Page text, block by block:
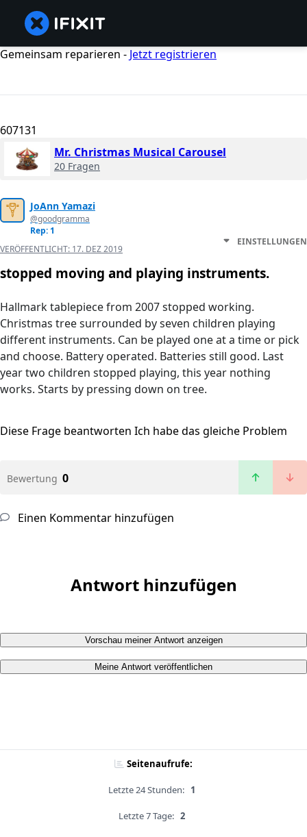
Gemeinsam reparieren - Jetzt registrieren
607131
Mr. Christmas Musical Carousel
20 Fragen
JoAnn Yamazi
@goodgramma
Rep: 1
VERÖFFENTLICHT: 17. DEZ 2019
EINSTELLUNGEN
stopped moving and playing instruments.
Hallmark tablepiece from 2007 stopped working.
Christmas tree surrounded by seven children playing
different instruments. Can be played one at a time or pick
and choose. Battery operated. Batteries still good. Last
year two children stopped playing, this year nothing
works. Starts by pressing down on tree.
Diese Frage beantworten Ich habe das gleiche Problem
Bewertung 0
Einen Kommentar hinzufügen
Antwort hinzufügen
Vorschau meiner Antwort anzeigen
Meine Antwort veröffentlichen
Seitenaufrufe:
Letzte 24 Stunden: 1
Letzte 7 Tage: 2